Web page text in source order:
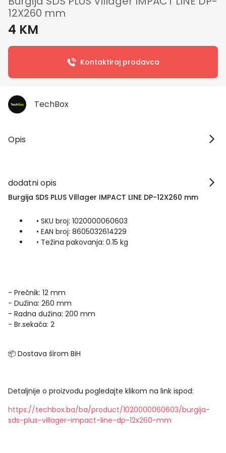
12X260 mm
4 KM
Kontaktiraj prodavca
TechBox
Opis
dodatni opis
Burgija SDS PLUS Villager IMPACT LINE DP-12X260 mm
• SKU broj: 1020000060603
• EAN broj: 8605032614229
• Težina pakovanja: 0.15 kg
- Prečnik: 12 mm
- Dužina: 260 mm
- Radna dužina: 200 mm
- Br.sekača: 2
📦 Dostava širom BiH
Detaljnije o proizvodu pogledajte klikom na link ispod:
https://techbox.ba/ba/product/1020000060603/burgija-
sds-plus-villager-impact-line-dp-12x260-mm